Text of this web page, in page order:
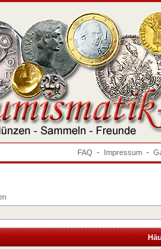
FAQ - Impressum -